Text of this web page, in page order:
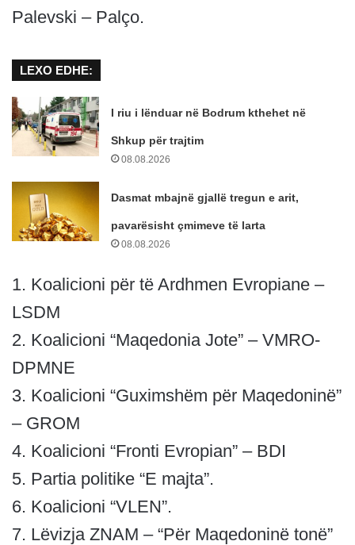
Palevski – Palço.
LEXO EDHE:
I riu i lënduar në Bodrum kthehet në
Shkup për trajtim
08.08.2026
Dasmat mbajnë gjallë tregun e arit,
pavarësisht çmimeve të larta
08.08.2026
1. Koalicioni për të Ardhmen Evropiane –
LSDM
2. Koalicioni “Maqedonia Jote” – VMRO-
DPMNE
3. Koalicioni “Guximshëm për Maqedoninë”
– GROM
4. Koalicioni “Fronti Evropian” – BDI
5. Partia politike “E majta”.
6. Koalicioni “VLEN”.
7. Lëvizja ZNAM – “Për Maqedoninë tonë”